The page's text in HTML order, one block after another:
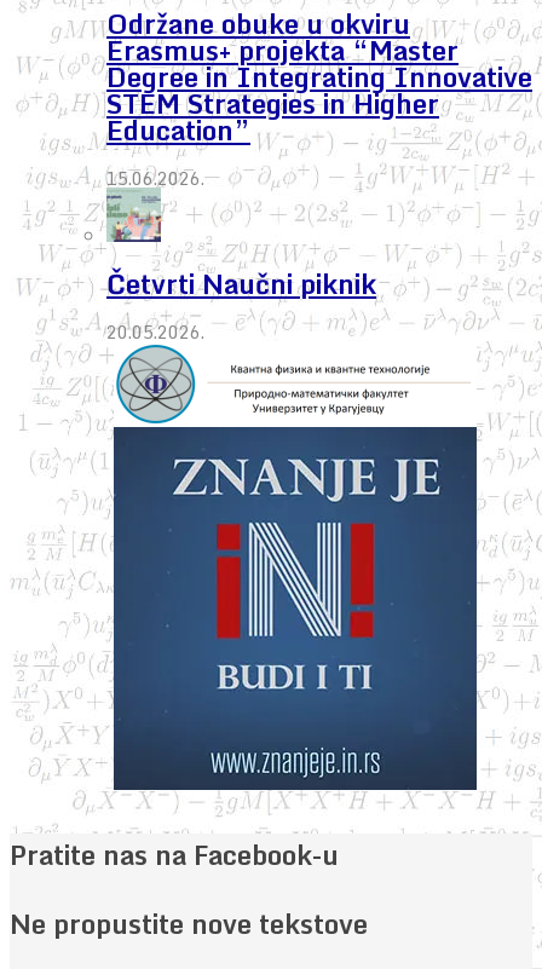
Održane obuke u okviru
Erasmus+ projekta “Master
Degree in Integrating Innovative
STEM Strategies in Higher
Education”
15.06.2026.
Četvrti Naučni piknik
20.05.2026.
Pratite nas na Facebook-u
Ne propustite nove tekstove